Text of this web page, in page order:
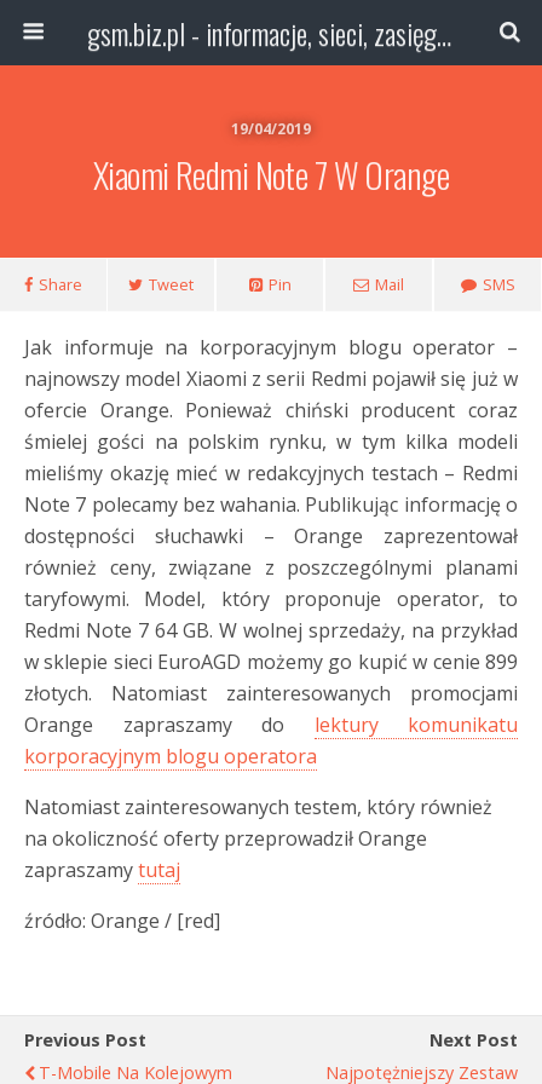
gsm.biz.pl - informacje, sieci, zasięg technologie
19/04/2019
Xiaomi Redmi Note 7 W Orange
Share Tweet Pin Mail SMS
Jak informuje na korporacyjnym blogu operator –
najnowszy model Xiaomi z serii Redmi pojawił się już w
ofercie Orange. Ponieważ chiński producent coraz
śmielej gości na polskim rynku, w tym kilka modeli
mieliśmy okazję mieć w redakcyjnych testach – Redmi
Note 7 polecamy bez wahania. Publikując informację o
dostępności słuchawki – Orange zaprezentował
również ceny, związane z poszczególnymi planami
taryfowymi. Model, który proponuje operator, to
Redmi Note 7 64 GB. W wolnej sprzedaży, na przykład
w sklepie sieci EuroAGD możemy go kupić w cenie 899
złotych. Natomiast zainteresowanych promocjami
Orange zapraszamy do lektury komunikatu
korporacyjnym blogu operatora
Natomiast zainteresowanych testem, który również
na okoliczność oferty przeprowadził Orange
zapraszamytutaj
źródło: Orange / [red]
Previous Post
T-Mobile Na Kolejowym
Next Post
Najpotężniejszy Zestaw